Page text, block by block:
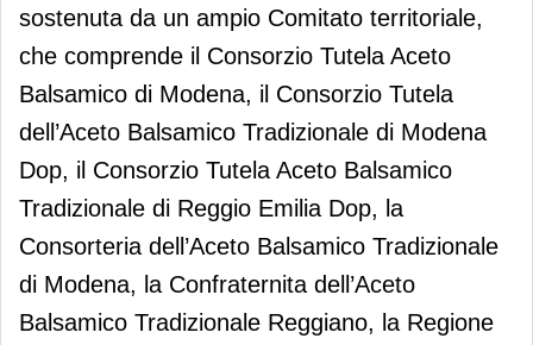
sostenuta da un ampio Comitato territoriale,
che comprende il Consorzio Tutela Aceto
Balsamico di Modena, il Consorzio Tutela
dell’Aceto Balsamico Tradizionale di Modena
Dop, il Consorzio Tutela Aceto Balsamico
Tradizionale di Reggio Emilia Dop, la
Consorteria dell’Aceto Balsamico Tradizionale
di Modena, la Confraternita dell’Aceto
Balsamico Tradizionale Reggiano, la Regione